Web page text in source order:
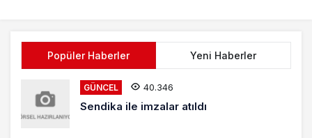
Popüler Haberler Yeni Haberler
GÜNCEL 40.346
Sendika ile imzalar atıldı